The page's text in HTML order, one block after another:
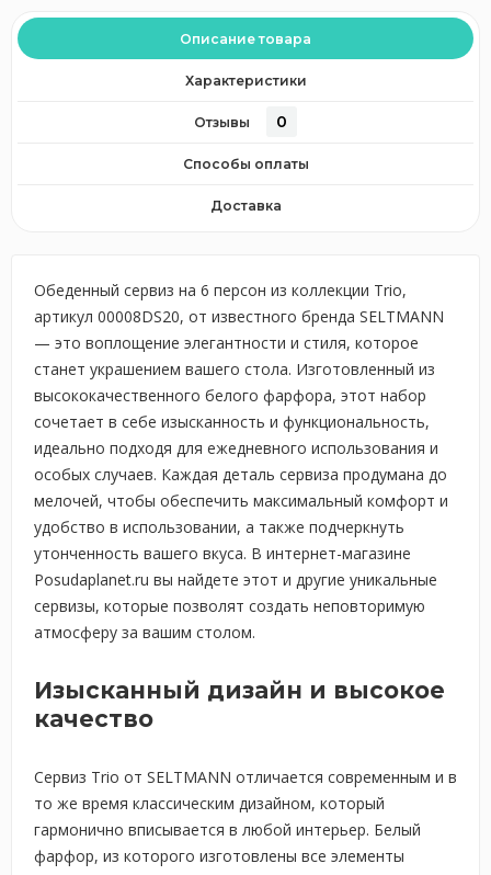
Описание товара
Характеристики
Отзывы 0
Способы оплаты
Доставка
Обеденный сервиз на 6 персон из коллекции Trio,
артикул 00008DS20, от известного бренда SELTMANN
— это воплощение элегантности и стиля, которое
станет украшением вашего стола. Изготовленный из
высококачественного белого фарфора, этот набор
сочетает в себе изысканность и функциональность,
идеально подходя для ежедневного использования и
особых случаев. Каждая деталь сервиза продумана до
мелочей, чтобы обеспечить максимальный комфорт и
удобство в использовании, а также подчеркнуть
утонченность вашего вкуса. В интернет-магазине
Posudaplanet.ru вы найдете этот и другие уникальные
сервизы, которые позволят создать неповторимую
атмосферу за вашим столом.
Изысканный дизайн и высокое
качество
Сервиз Trio от SELTMANN отличается современным и в
то же время классическим дизайном, который
гармонично вписывается в любой интерьер. Белый
фарфор, из которого изготовлены все элементы